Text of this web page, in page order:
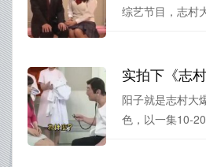
综艺节目，志村
阳子就是志村大
色，以一集10-